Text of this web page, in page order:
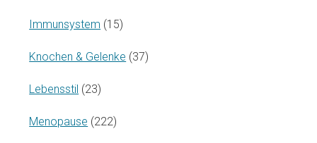
Immunsystem (15)
Knochen & Gelenke (37)
Lebensstil (23)
Menopause (222)